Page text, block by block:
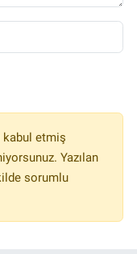
kabul etmiş
Yazılan
sorumlu